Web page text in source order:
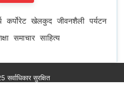
कर्पोरेट खेलकुद जीवनशैली पर्यटन
समाचार साहित्य
सुरक्षित